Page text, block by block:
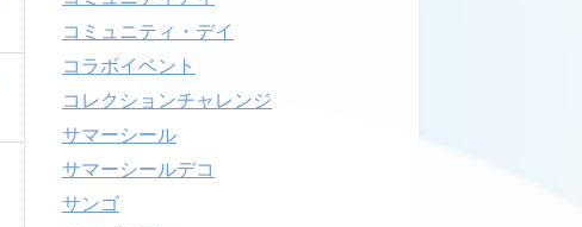
コミュニティ・デイ
コラボイベント
コレクションチャレンジ
サマーシール
サマーシールデコ
サンゴ